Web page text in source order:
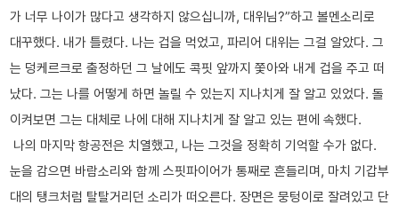
가 너무 나이가 많다고 생각하지 않으십니까, 대위님?”하고 볼멘소리로
대꾸했다. 내가 틀렸다. 나는 겁을 먹었고, 파리어 대위는 그걸 알았다. 그
는 덩케르크로 출정하던 그 날에도 콕핏 앞까지 쫓아와 내게 겁을 주고 떠
났다. 그는 나를 어떻게 하면 놀릴 수 있는지 지나치게 잘 알고 있었다. 돌
이켜보면 그는 대체로 나에 대해 지나치게 잘 알고 있는 편에 속했다.
나의 마지막 항공전은 치열했고, 나는 그것을 정확히 기억할 수가 없다.
눈을 감으면 바람소리와 함께 스핏파이어가 통째로 흔들리며, 마치 기갑부
대의 탱크처럼 탈탈거리던 소리가 떠오른다. 장면은 뭉텅이로 잘려있고 단